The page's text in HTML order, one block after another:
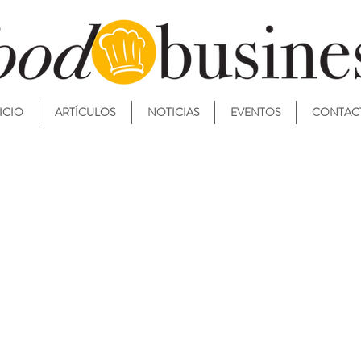
ARTÍCULOS NOTICIAS EVENTOS